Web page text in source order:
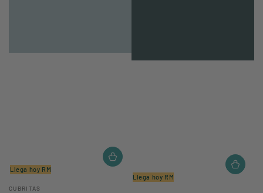
Llega hoy RM
Vendedor:
CUBRITAS
Llega hoy RM